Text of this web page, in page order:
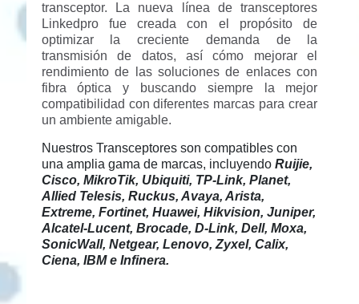
transceptor. La nueva línea de transceptores
Linkedpro fue creada con el propósito de
optimizar la creciente demanda de la
transmisión de datos, así cómo mejorar el
rendimiento de las soluciones de enlaces con
fibra óptica y buscando siempre la mejor
compatibilidad con diferentes marcas para crear
un ambiente amigable.
Nuestros Transceptores son compatibles con
una amplia gama de marcas, incluyendo Ruijie,
Cisco, MikroTik, Ubiquiti, TP-Link, Planet,
Allied Telesis, Ruckus, Avaya, Arista,
Extreme, Fortinet, Huawei, Hikvision, Juniper,
Alcatel-Lucent, Brocade, D-Link, Dell, Moxa,
SonicWall, Netgear, Lenovo, Zyxel, Calix,
Ciena, IBM e Infinera.